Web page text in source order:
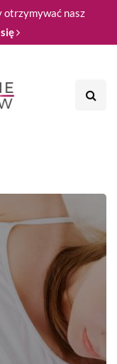
otrzymywać nasz